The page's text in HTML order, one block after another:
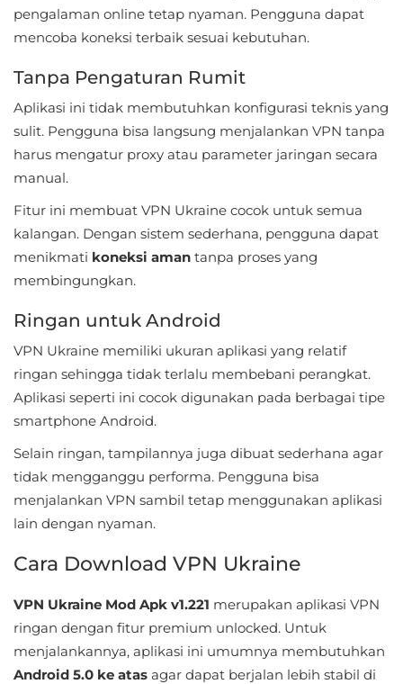
Personalisasi
Photography
Productivity
Social
Sport
Sports
Tools
Travel
&
Local
Video
Players
Editors
Weather
Rekomendasi
pengalaman online tetap nyaman. Pengguna dapat
mencoba koneksi terbaik sesuai kebutuhan.
Tanpa Pengaturan Rumit
Aplikasi ini tidak membutuhkan konfigurasi teknis yang
sulit. Pengguna bisa langsung menjalankan VPN tanpa
harus mengatur proxy atau parameter jaringan secara
manual.
Fitur ini membuat VPN Ukraine cocok untuk semua
kalangan. Dengan sistem sederhana, pengguna dapat
menikmati koneksi aman tanpa proses yang
membingungkan.
Ringan untuk Android
VPN Ukraine memiliki ukuran aplikasi yang relatif
ringan sehingga tidak terlalu membebani perangkat.
Aplikasi seperti ini cocok digunakan pada berbagai tipe
smartphone Android.
Selain ringan, tampilannya juga dibuat sederhana agar
tidak mengganggu performa. Pengguna bisa
menjalankan VPN sambil tetap menggunakan aplikasi
lain dengan nyaman.
Cara Download VPN Ukraine
VPN Ukraine Mod Apk v1.221 merupakan aplikasi VPN
ringan dengan fitur premium unlocked. Untuk
menjalankannya, aplikasi ini umumnya membutuhkan
Android 5.0 ke atas agar dapat berjalan lebih stabil di